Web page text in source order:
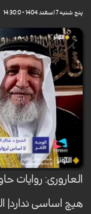
پنج شنبه 7 اسفند 1404 - 14:30:0
العاروری: روایات
هیچ اساسی ندارد|